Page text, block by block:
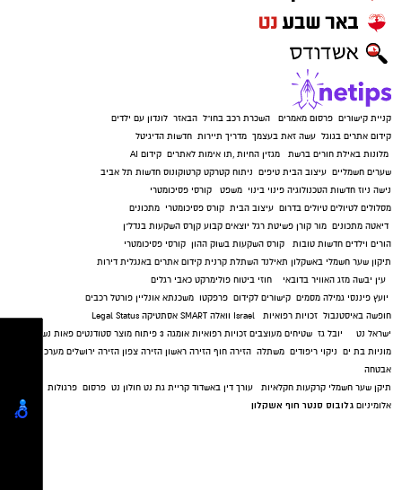
קניית קישורים פרסום מאמרים השכרת רכב בחו"ל הבאזר לונדון עם ילדים
קידום אתרים בגוגל עשה זאת בעצמך מדריך תיירות חדשות הדיגיטל
מלונות באילת חורים ברשת מגזין החיות ,תו אימות לאתרים קידום AI
שערים חשמליים עיצוב הבית טיפים ניתוח קטרקט קרטוקונוס חדשות תל אביב
נישה ניוז חדשות הטכנולוגיה פינוי בינוי משפט
קורסי פסיכומטרי
מסלולים לטיולים טיולים בדרום עיצוב הבית קורס פסיכומטרי מתכונים
דיאטה מתכונים מור קורן פשיטת רגל יוצאים קבוע קןרס השקעות בנדל"ן
הורים וילדים חדשות טובות קורס השקעות בשוק ההון קורסי פסיכומטרי
תיקון שער חשמלי באשקלון תאילנד השתלת קרנית קידום אתרים באנגלית דירות
עין יבשה מזג האוויר בדובאי חוזי ביטוח פולימרקט כאבי רגלים
יועץ פיננסי גמילה מסמים קישורים לקידום פרפקטו משכנתא אונליין פורטל רכבים
חופשה באיסטנבול זכויות רפואיות Israel וואלה SMART אסתטיקה Legal Status
ישראל נט
יובל גז שטיחים מעוצבים זכויות רפואיות אומגה 3 פיתוח מוצר סטודנטים פאות נשים
מוניות בת ים ניקוי ריפודים משתלה הזירה חוף הזירה ראשון הזירה צפון הזירה ירושלים מערכות
אבטחה
תיקן שער חשמלי קרקעות חקלאיות עורך דין באשדוד קריית גת נט חולון נט פרסום פרגולות
אלומיניום גלובוס סנטר חוף אשקלון